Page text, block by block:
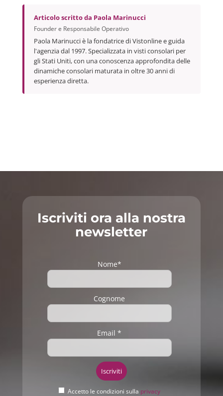
Articolo scritto da Paola Marinucci
Founder e Responsabile Operativo
Paola Marinucci è la fondatrice di Vistonline e guida
l'agenzia dal 1997. Specializzata in visti consolari per
gli Stati Uniti, con una conoscenza approfondita delle
dinamiche consolari maturata in oltre 30 anni di
esperienza diretta.
Iscriviti ora alla nostra
newsletter
Nome*
Cognome
Email *
Accetto le condizioni sulla privacy